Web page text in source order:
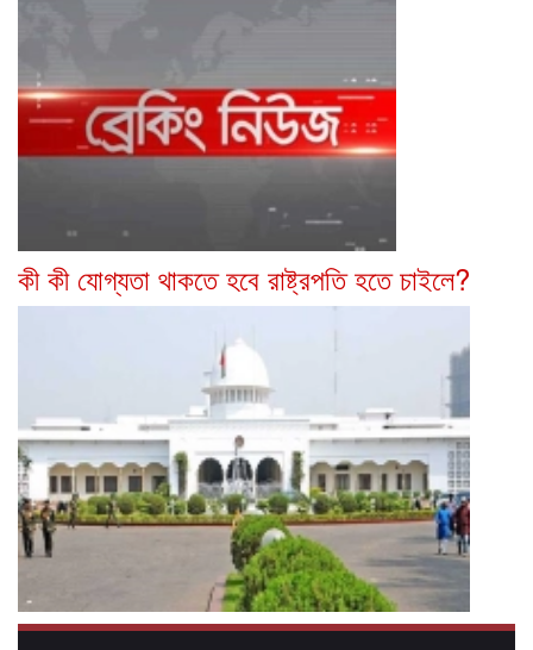
কী কী যোগ্যতা থাকতে হবে রাষ্ট্রপতি হতে চাইলে?